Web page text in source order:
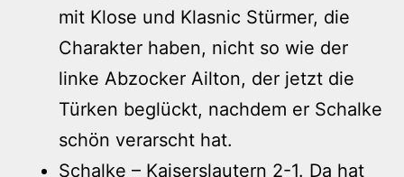
mit Klose und Klasnic Stürmer, die
Charakter haben, nicht so wie der
linke Abzocker Ailton, der jetzt die
Türken beglückt, nachdem er Schalke
schön verarscht hat.
Schalke – Kaiserslautern 2-1. Da hat